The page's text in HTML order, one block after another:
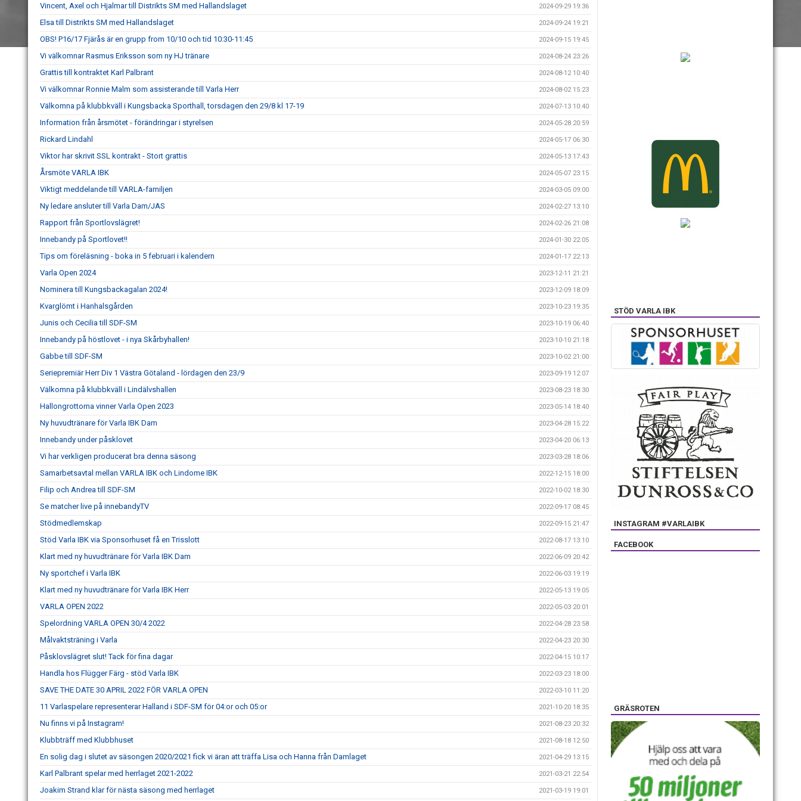
Vincent, Axel och Hjalmar till Distrikts SM med Hallandslaget 2024-09-29 19:36
Elsa till Distrikts SM med Hallandslaget 2024-09-24 19:21
OBS! P16/17 Fjärås är en grupp from 10/10 och tid 10:30-11:45 2024-09-15 19:45
Vi välkomnar Rasmus Eriksson som ny HJ tränare 2024-08-24 23:26
Grattis till kontraktet Karl Palbrant 2024-08-12 10:40
Vi välkomnar Ronnie Malm som assisterande till Varla Herr 2024-08-02 15:23
Välkomna på klubbkväll i Kungsbacka Sporthall, torsdagen den 29/8 kl 17-19 2024-07-13 10:40
Information från årsmötet - förändringar i styrelsen 2024-05-28 20:59
Rickard Lindahl 2024-05-17 06:30
Viktor har skrivit SSL kontrakt - Stort grattis 2024-05-13 17:43
Årsmöte VARLA IBK 2024-05-07 23:15
Viktigt meddelande till VARLA-familjen 2024-03-05 09:00
Ny ledare ansluter till Varla Dam/JAS 2024-02-27 13:10
Rapport från Sportlovslägret! 2024-02-26 21:08
Innebandy på Sportlovet!! 2024-01-30 22:05
Tips om föreläsning - boka in 5 februari i kalendern 2024-01-17 22:13
Varla Open 2024 2023-12-11 21:21
Nominera till Kungsbackagalan 2024! 2023-12-09 18:09
Kvarglömt i Hanhalsgården 2023-10-23 19:35
Junis och Cecilia till SDF-SM 2023-10-19 06:40
Innebandy på höstlovet - i nya Skårbyhallen! 2023-10-10 21:18
Gabbe till SDF-SM 2023-10-02 21:00
Seriepremiär Herr Div 1 Västra Götaland - lördagen den 23/9 2023-09-19 12:07
Välkomna på klubbkväll i Lindälvshallen 2023-08-23 18:30
Hallongrottorna vinner Varla Open 2023 2023-05-14 18:40
Ny huvudtränare för Varla IBK Dam 2023-04-28 15:22
Innebandy under påsklovet 2023-04-20 06:13
Vi har verkligen producerat bra denna säsong 2023-03-28 18:06
Samarbetsavtal mellan VARLA IBK och Lindome IBK 2022-12-15 18:00
Filip och Andrea till SDF-SM 2022-10-02 18:30
Se matcher live på innebandyTV 2022-09-17 08:45
Stödmedlemskap 2022-09-15 21:47
Stöd Varla IBK via Sponsorhuset få en Trisslott 2022-08-17 13:10
Klart med ny huvudtränare för Varla IBK Dam 2022-06-09 20:42
Ny sportchef i Varla IBK 2022-06-03 19:19
Klart med ny huvudtränare för Varla IBK Herr 2022-05-13 19:05
VARLA OPEN 2022 2022-05-03 20:01
Spelordning VARLA OPEN 30/4 2022 2022-04-28 23:58
Målvaktsträning i Varla 2022-04-23 20:30
Påsklovslägret slut! Tack för fina dagar 2022-04-15 10:17
Handla hos Flügger Färg - stöd Varla IBK 2022-03-23 18:00
SAVE THE DATE 30 APRIL 2022 FÖR VARLA OPEN 2022-03-10 11:20
11 Varlaspelare representerar Halland i SDF-SM för 04:or och 05:or 2021-10-20 18:35
Nu finns vi på Instagram! 2021-08-23 20:32
Klubbträff med Klubbhuset 2021-08-18 12:50
En solig dag i slutet av säsongen 2020/2021 fick vi äran att träffa Lisa och Hanna från Damlaget 2021-04-29 13:15
Karl Palbrant spelar med herrlaget 2021-2022 2021-03-21 22:54
Joakim Strand klar för nästa säsong med herrlaget 2021-03-19 19:01
STÖD VARLA IBK
INSTAGRAM #VARLAIBK
FACEBOOK
GRÄSROTEN